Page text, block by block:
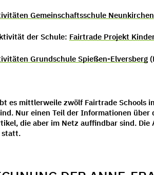
Gemeinschaftsschule Neunkirchen
der Schule: Fairtrade Projekt
Grundschule Spießen-Elversberg
es mittlerweile zwölf Fairtrade Schools
Nur einen Teil der Informationen
die aber im Netz auffindbar sind.
statt.